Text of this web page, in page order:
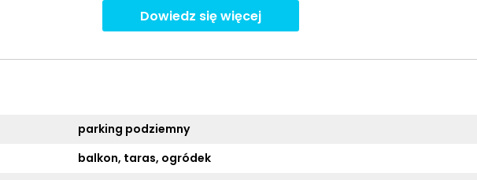
Dowiedz się więcej
parking podziemny
balkon, taras, ogródek